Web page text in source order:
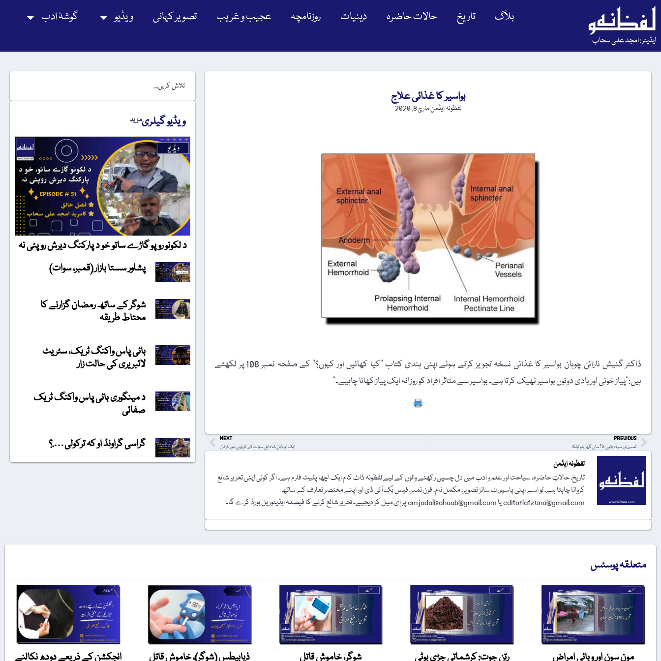
ایڈیٹر: امجد علی سحاب
بلاگ تاریخ حالات حاضرہ دینیات روزنامچہ عجیب و غریب تصویر کہانی ویڈیو گوشۂ ادب
بواسیر کا غذائی علاج
لفظونہ ایڈمنمارچ 8, 2020
ڈاکٹر گنیش نارائن چوہان بواسیر کا غذائی نسخہ تجویز کرتے ہوئے اپنی ہندی کتاب ’’کیا کھائیں اور کیوں؟‘‘ کے صفحہ نمبر 108 پر لکھتے
ہیں:’’پیاز خونی اور بادی دونوں بواسیر ٹھیک کرتا ہے۔ بواسیر سے متاثر افراد کو روزانہ ایک پیاز کھانا چاہیے۔‘‘
PREVIOUS
لمبے اور سیاہ بالوں کا آسان گھریلو ٹوٹکا
NEXT
ایک اور ڈبل شاہ اہلِ سوات کے کروڑوں بٹور کر فرار
لفظونہ ایڈمن
تاریخ، حالاتِ حاضرہ، سیاحت اور علم و ادب میں دل چسپی رکھنے والوں کے لیے لفظونہ ڈاٹ کام ایک اچھا پلیٹ فارم ہے۔ اگر کوئی اپنی تحریر شائع
کروانا چاہتا ہے، تو اسے اپنی پاسپورٹ سائز تصویر، مکمل نام، فون نمبر، فیس بُک آئی ڈی اور اپنے مختصر تعارف کے ساتھ
editorlafzuna@gmail.com یا amjadalisahaab@gmail.com پر اِی میل کر دیجیے۔ تحریر شائع کرنے کا فیصلہ ایڈیٹوریل بورڈ کرے گا۔
ویڈیو گیلریمزید
د لکونو روپو گاڑے ساتو خو د پارکنگ دیرش روپئی نہ
پشاور سستا بازار (قمبر، سوات)
شوگر کے ساتھ رمضان گزارنے کا
محتاط طریقہ
بائی پاس واکنگ ٹریک، سٹریٹ
لائبریری کی حالت زار
د مینگوری بائی پاس واکنگ ٹریک
صفائی
گراسی گراونڈ او کہ ترکولی….؟
متعلقہ پوسٹس
مون سون اور وبائی امراض رتن جوت: کرشماتی جڑی بوٹی شوگر، خاموش قاتل ذیابیطس (شوگر)، خاموش قاتل انجکشن کے ذریعے دودھ نکالنے